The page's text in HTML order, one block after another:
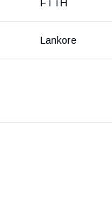
FTTH
Lankore